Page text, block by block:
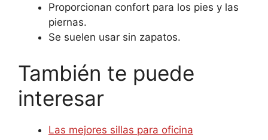
Proporcionan confort para los pies y las
piernas.
Se suelen usar sin zapatos.
También te puede
interesar
Las mejores sillas para oficina